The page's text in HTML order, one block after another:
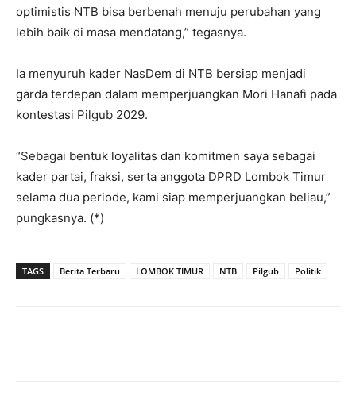
optimistis NTB bisa berbenah menuju perubahan yang
lebih baik di masa mendatang,” tegasnya.
Ia menyuruh kader NasDem di NTB bersiap menjadi
garda terdepan dalam memperjuangkan Mori Hanafi pada
kontestasi Pilgub 2029.
“Sebagai bentuk loyalitas dan komitmen saya sebagai
kader partai, fraksi, serta anggota DPRD Lombok Timur
selama dua periode, kami siap memperjuangkan beliau,”
pungkasnya. (*)
TAGS Berita Terbaru LOMBOK TIMUR NTB Pilgub Politik